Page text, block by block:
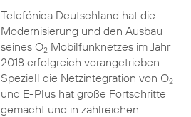
Telefónica Deutschland hat die
Modernisierung und den Ausbau
seines O2Mobilfunknetzes im Jahr
2018 erfolgreich vorangetrieben.
Speziell die Netzintegration von O2
und E-Plus hat große Fortschritte
gemacht und in zahlreichen